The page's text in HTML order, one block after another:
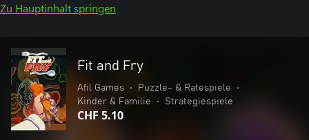
Zu Hauptinhalt springen
Fit and Fry
Afil Games • Puzzle- & Ratespiele
•
Kinder & Familie
• Strategiespiele
CHF 5.10